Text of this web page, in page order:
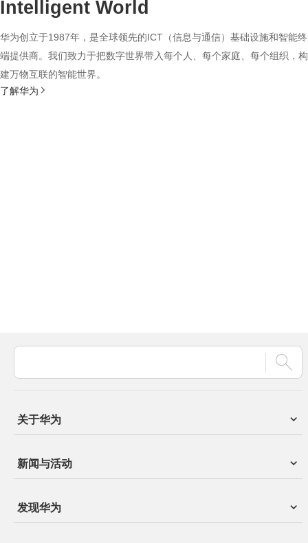
Intelligent World
华为创立于1987年，是全球领先的ICT（信息与通信）基础设施和智能终
端提供商。我们致力于把数字世界带入每个人、每个家庭、每个组织，构
建万物互联的智能世界。
了解华为
关于华为
新闻与活动
发现华为